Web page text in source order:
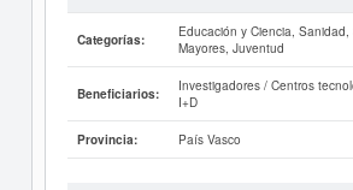
Categorías:
Educación y Ciencia,
Mayores, Juventud
Beneficiarios:
Investigadores / Centros
I+D
Provincia: País Vasco